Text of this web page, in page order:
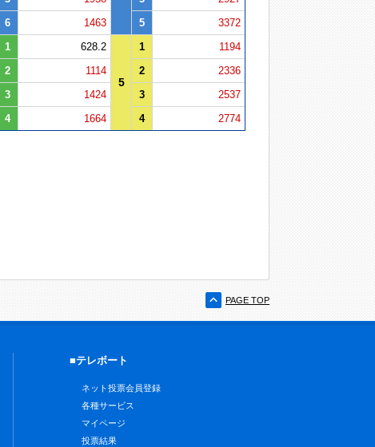
6 1463 5 3372
1 628.2
5
1
1194
2 1114 2
2336
3 1424 3
2537
4 1664 4 2774
PAGE TOP
■テレボート
ネット投票会員登録
各種サービス
マイページ
投票結果